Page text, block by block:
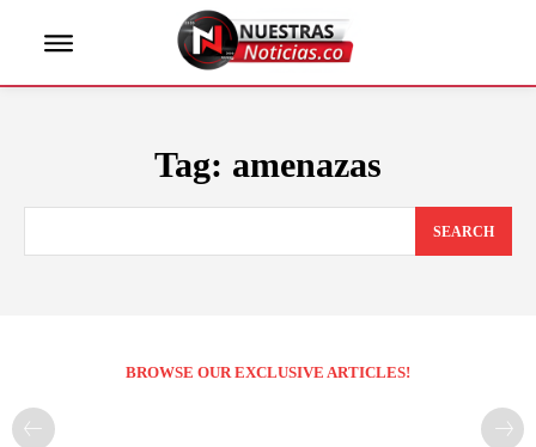
Tag: amenazas
SEARCH
BROWSE OUR EXCLUSIVE ARTICLES!